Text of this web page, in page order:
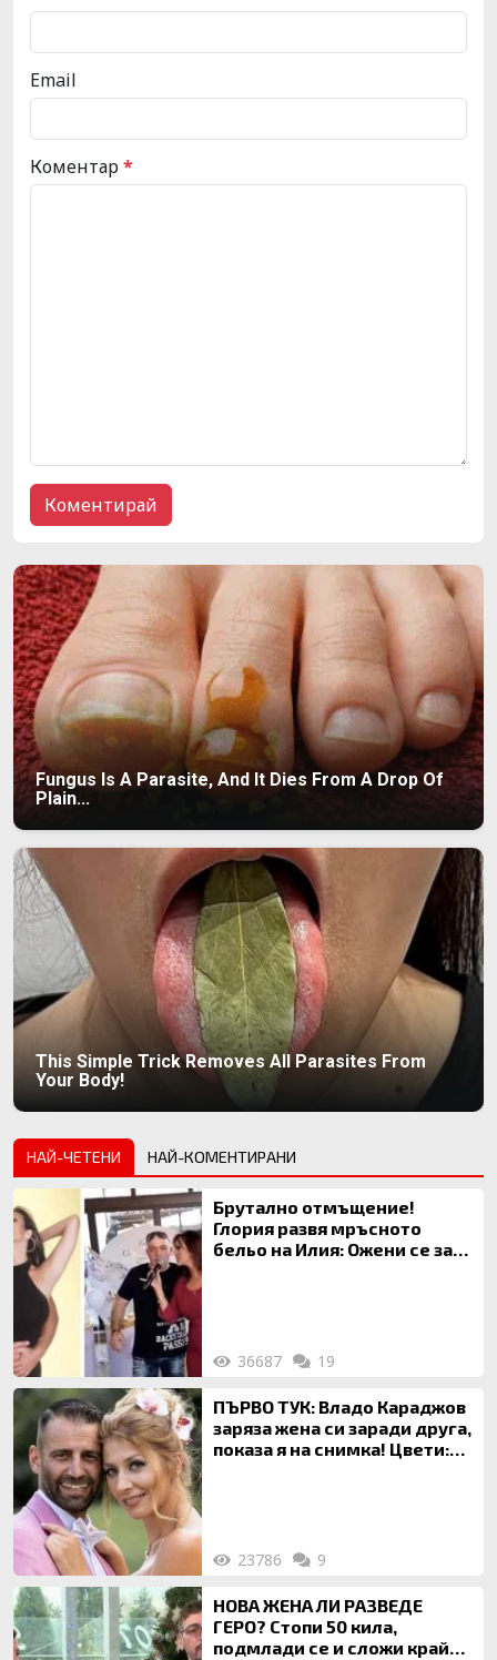
Email
Коментар*
Fungus Is A Parasite, And It Dies From A Drop Of
Plain...
This Simple Trick Removes All Parasites From
Your Body!
НАЙ-ЧЕТЕНИ НАЙ-КОМЕНТИРАНИ
Брутално отмъщение!
Глория развя мръсното
бельо на Илия: Ожени се за
36687 19
ПЪРВО ТУК: Владо Караджов
заряза жена си заради друга,
показа я на снимка! Цвети:
23786 9
НОВА ЖЕНА ЛИ РАЗВЕДЕ
ГЕРО? Стопи 50 кила,
подмлади се и сложи край